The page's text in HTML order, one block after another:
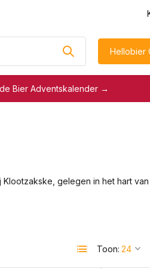
Hellobier
Bier Adventskalender →
gelegen in het hart
Toon: